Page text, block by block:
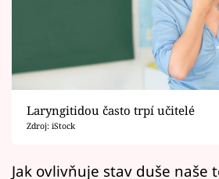
Sledujte prima+
Filmový festival Karlovy
Laryngitidou často trpí učitelé
Zdroj: iStock
Jak ovlivňuje stav duše naše